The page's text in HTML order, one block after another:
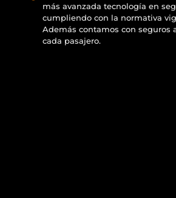
más avanzada tecnología en
cumpliendo con la normativa
Además contamos con seguros
cada pasajero.